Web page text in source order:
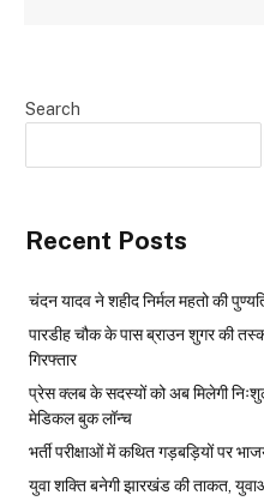
Search
Recent Posts
चंदन यादव ने शहीद निर्मल महतो की
पारडीह चौक के पास ब्राउन शुगर की
गिरफ्तार
प्रेस क्लब के सदस्यों को अब मिलेगी
मेडिकल बुक लॉन्च
भर्ती परीक्षाओं में कथित गड़बड़ियों पर
युवा शक्ति बनेगी झारखंड की ताकत,